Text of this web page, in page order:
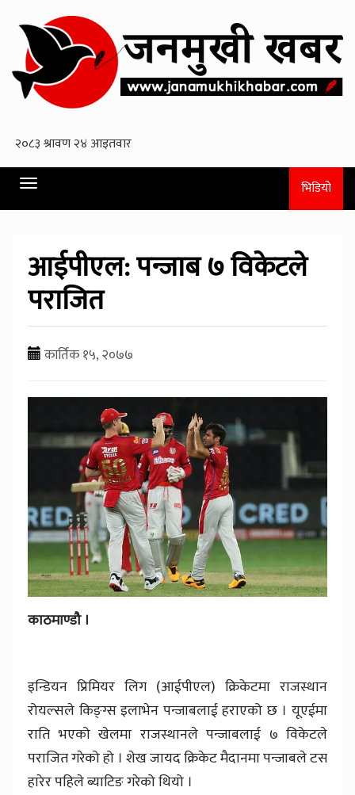
Toggle
navigation
भिडियो
आईपीएल: पन्जाब ७ विकेटले
पराजित
कार्तिक १५, २०७७
काठमाण्डौ ।
इन्डियन प्रिमियर लिग (आईपीएल) क्रिकेटमा राजस्थान
रोयल्सले किङ्ग्स इलाभेन पन्जाबलाई हराएको छ । यूएईमा
राति भएको खेलमा राजस्थानले पन्जाबलाई ७ विकेटले
पराजित गरेको हो । शेख जायद क्रिकेट मैदानमा पन्जाबले टस
हारेर पहिले ब्याटिङ गरेको थियो ।